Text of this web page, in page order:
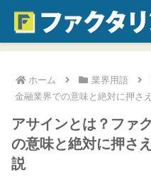
ホーム 業界用語
金融業界での意味と絶対に押さ
アサインとは？ファ
の意味と絶対に押さ
説